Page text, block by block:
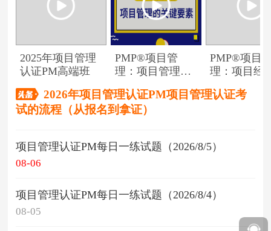
2025年项目管理
认证PM高端班
PMP®项目管
理：项目管理的
PMP®项目
理：项目经
2026年项目管理认证PM项目管理认证考
试的流程（从报名到拿证）
项目管理认证PM每日一练试题（2026/8/5）
08-06
项目管理认证PM每日一练试题（2026/8/4）
08-05